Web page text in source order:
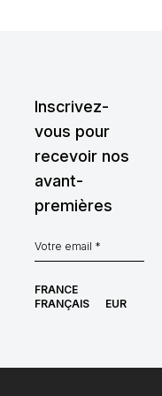
Inscrivez-
vous pour
recevoir nos
avant-
premières
FRANCE
FRANÇAIS
EUR